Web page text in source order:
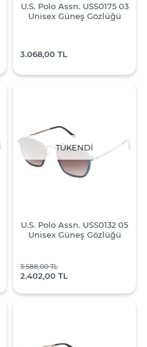
U.S. Polo Assn. USS0175 03
Unisex Güneş Gözlüğü
3.068,00 TL
TÜKENDI
U.S. Polo Assn. USS0132 05
Unisex Güneş Gözlüğü
2.402,00 TL
3.588,00 TL